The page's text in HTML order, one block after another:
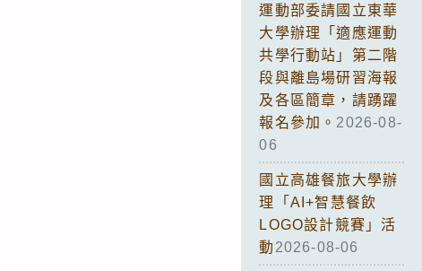
運動部委請國立東華
大學辦理「適應運動
共學行動站」第二階
段與離島場研習海報
及各區簡章，請踴躍
報名參加。 2026-08-
06
國立高雄餐旅大學辦
理「AI+智慧餐飲
LOGO設計競賽」活
動 2026-08-06